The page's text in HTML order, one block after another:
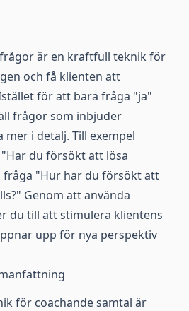
är en kraftfull teknik för
och få klienten att
för att bara fråga "ja"
frågor som inbjuder
i detalj. Till exempel
du försökt att lösa
fråga "Hur har du försökt att
Genom att använda
du till att stimulera klientens
upp för nya perspektiv
för coachande samtal är